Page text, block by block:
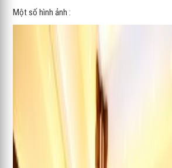
Một số hình ảnh :